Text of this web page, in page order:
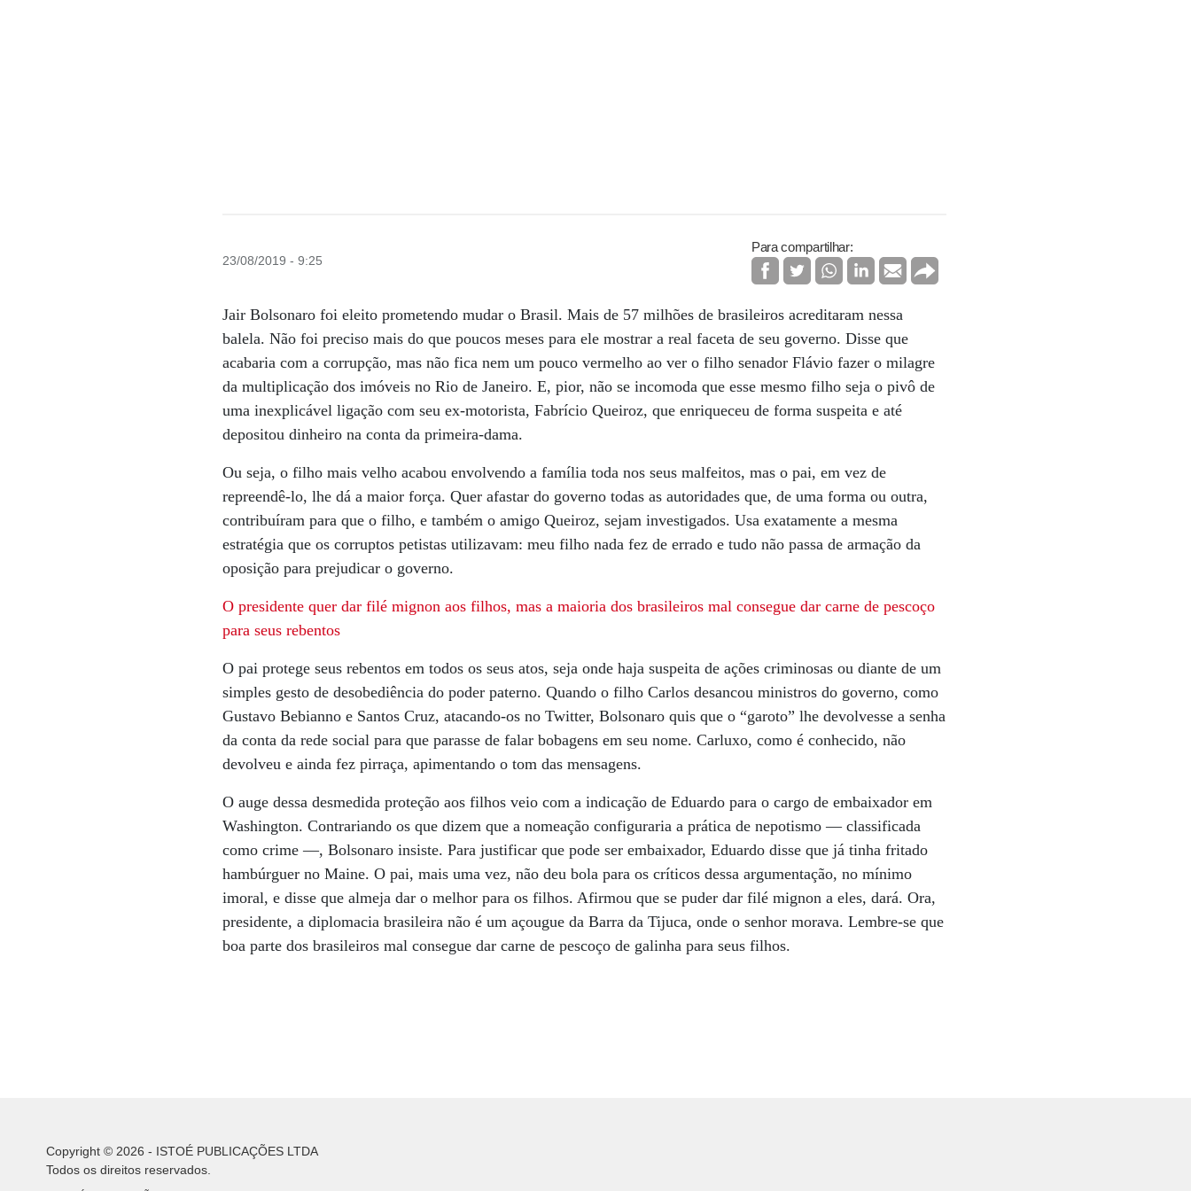
23/08/2019 - 9:25
Para compartilhar:
Jair Bolsonaro foi eleito prometendo mudar o Brasil. Mais de 57 milhões de brasileiros acreditaram nessa
balela. Não foi preciso mais do que poucos meses para ele mostrar a real faceta de seu governo. Disse que
acabaria com a corrupção, mas não fica nem um pouco vermelho ao ver o filho senador Flávio fazer o milagre
da multiplicação dos imóveis no Rio de Janeiro. E, pior, não se incomoda que esse mesmo filho seja o pivô de
uma inexplicável ligação com seu ex-motorista, Fabrício Queiroz, que enriqueceu de forma suspeita e até
depositou dinheiro na conta da primeira-dama.
Ou seja, o filho mais velho acabou envolvendo a família toda nos seus malfeitos, mas o pai, em vez de
repreendê-lo, lhe dá a maior força. Quer afastar do governo todas as autoridades que, de uma forma ou outra,
contribuíram para que o filho, e também o amigo Queiroz, sejam investigados. Usa exatamente a mesma
estratégia que os corruptos petistas utilizavam: meu filho nada fez de errado e tudo não passa de armação da
oposição para prejudicar o governo.
O presidente quer dar filé mignon aos filhos, mas a maioria dos brasileiros mal consegue dar carne de pescoço
para seus rebentos
O pai protege seus rebentos em todos os seus atos, seja onde haja suspeita de ações criminosas ou diante de um
simples gesto de desobediência do poder paterno. Quando o filho Carlos desancou ministros do governo, como
Gustavo Bebianno e Santos Cruz, atacando-os no Twitter, Bolsonaro quis que o “garoto” lhe devolvesse a senha
da conta da rede social para que parasse de falar bobagens em seu nome. Carluxo, como é conhecido, não
devolveu e ainda fez pirraça, apimentando o tom das mensagens.
O auge dessa desmedida proteção aos filhos veio com a indicação de Eduardo para o cargo de embaixador em
Washington. Contrariando os que dizem que a nomeação configuraria a prática de nepotismo — classificada
como crime —, Bolsonaro insiste. Para justificar que pode ser embaixador, Eduardo disse que já tinha fritado
hambúrguer no Maine. O pai, mais uma vez, não deu bola para os críticos dessa argumentação, no mínimo
imoral, e disse que almeja dar o melhor para os filhos. Afirmou que se puder dar filé mignon a eles, dará. Ora,
presidente, a diplomacia brasileira não é um açougue da Barra da Tijuca, onde o senhor morava. Lembre-se que
boa parte dos brasileiros mal consegue dar carne de pescoço de galinha para seus filhos.
Copyright © 2026 - ISTOÉ PUBLICAÇÕES LTDA
Todos os direitos reservados.